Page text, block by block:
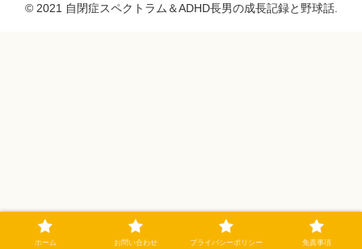
© 2021 自閉症スペクトラム＆ADHD長男の成長記録と野球話.
ホーム お問い合わせ プライバシーポリシー 免責事項